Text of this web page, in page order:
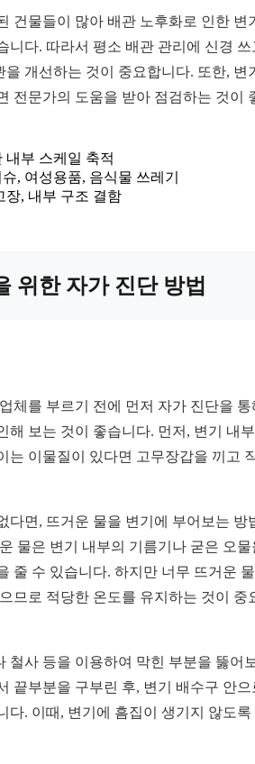
건물들이 많아 배관 노후화로 인한 변
니다. 따라서 평소 배관 관리에 신경 쓰
개선하는 것이 중요합니다. 또한, 변
전문가의 도움을 받아 점검하는 것이
내부 스케일 축적
, 여성용품, 음식물 쓰레기
장, 내부 구조 결함
위한 자가 진단 방법
체를 부르기 전에 먼저 자가 진단을 통
해 보는 것이 좋습니다. 먼저, 변기 내
는 이물질이 있다면 고무장갑을 끼고
다면, 뜨거운 물을 변기에 부어보는 방
물은 변기 내부의 기름기나 굳은 오물
줄 수 있습니다. 하지만 너무 뜨거운
므로 적당한 온도를 유지하는 것이 중
철사 등을 이용하여 막힌 부분을 뚫어
끝부분을 구부린 후, 변기 배수구 안으
다. 이때, 변기에 흠집이 생기지 않도록